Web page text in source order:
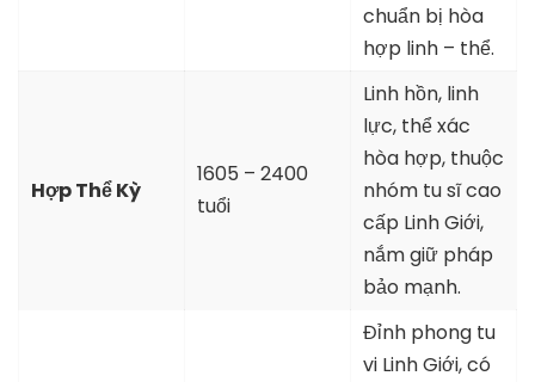
chuẩn bị hòa
hợp linh – thể.
Hợp Thể Kỳ
1605 – 2400
tuổi
Linh hồn, linh
lực, thể xác
hòa hợp, thuộc
nhóm tu sĩ cao
cấp Linh Giới,
nắm giữ pháp
bảo mạnh.
Đỉnh phong tu
vi Linh Giới, có